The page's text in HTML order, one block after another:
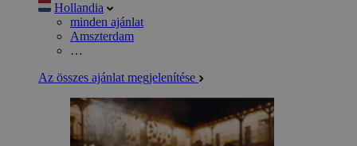
Hollandia
minden ajánlat
Amszterdam
…
Az összes ajánlat megjelenítése